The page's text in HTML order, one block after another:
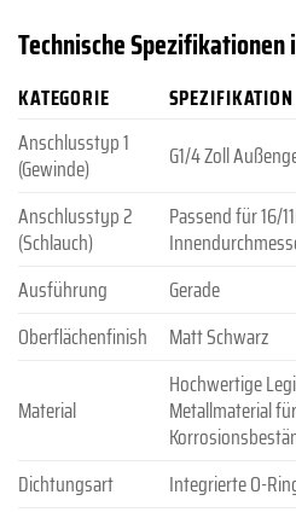
Technische Spezifikationen
KATEGORIE
SPEZIFIKATION
Anschlusstyp 1
(Gewinde)
G1/4 Zoll
Anschlusstyp 2
(Schlauch)
Passend für 16/
Ausführung
Gerade
Oberflächenfinish
Matt Schwarz
Material
Hochwertige
Metallmaterial
Dichtungsart
Integrierte O-